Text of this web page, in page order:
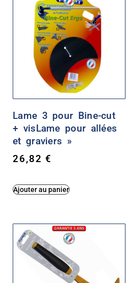
Lame 3 pour Bine-cut
+ visLame pour allées
et graviers »
26,82€
Ajouter au panier